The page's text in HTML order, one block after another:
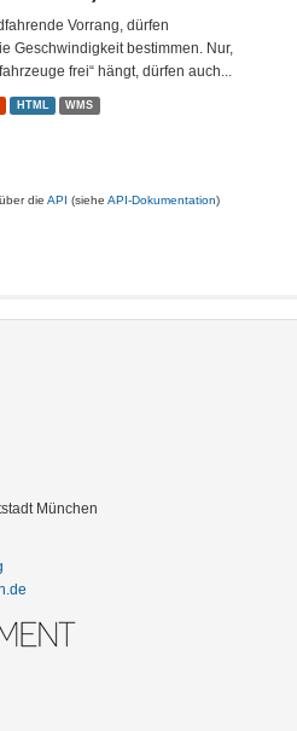
Vorrang, dürfen
Geschwindigkeit bestimmen. Nur,
frei“ hängt, dürfen auch...
HTML WMS
die API (siehe API-Dokumentation)
München